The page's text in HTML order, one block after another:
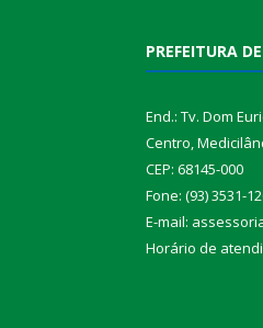
PREFEITURA
End.: Tv. Dom
Centro,
CEP: 68145-000
Fone: (93) 3531-
E-mail:
Horário de